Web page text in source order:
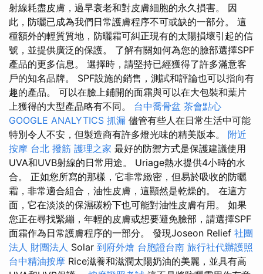
射線耗盡皮膚，過早衰老和對皮膚細胞的永久損害。 因
此，防曬已成為我們日常護膚程序不可或缺的一部分。 這
種額外的輕質質地，防曬霜可糾正現有的太陽損壞引起的信
號，並提供廣泛的保護。 了解有關如何為您的臉部選擇SPF
產品的更多信息。 選擇時，請堅持已經獲得了許多滿意客
戶的知名品牌。 SPF設施的銷售，測試和評論也可以指向有
趣的產品。 可以在臉上鋪開的面霜與可以在大包裝和葉片
上獲得的大型產品略有不同。 台中喬骨盆 茶會點心
GOOGLE ANALYTICS 抓漏 儘管有些人在日常生活中可能
特別令人不安，但製造商有許多燈光味的精美版本。 附近
按摩 台北 撥筋 護理之家 最好的防禦方式是保護建議使用
UVA和UVB射線的日常用途。 Uriage熱水提供4小時的水
合。 正如您所寫的那樣，它非常緻密，但易於吸收的防曬
霜，非常適合組合，油性皮膚，這顯然是乾燥的。 在這方
面，它在淡淡的保濕碳粉下也可能對油性皮膚有用。 如果
您正在尋找緊繃，年輕的皮膚或想要避免臉部，請選擇SPF
面霜作為日常護膚程序的一部分。 發現Joseon Relief 社團
法人 財團法人 Solar 到府外燴 台胞證台南 旅行社代辦護照
台中精油按摩 Rice滋養和滋潤太陽奶油的美麗，並具有高